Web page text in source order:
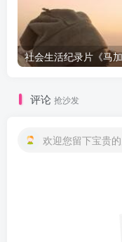
评论 抢沙发
欢迎您留下宝贵的